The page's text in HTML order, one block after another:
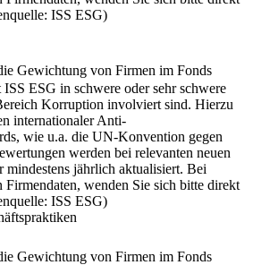
ISS ESG)
Gewichtung von Firmen im Fonds
ESG in schwere oder sehr schwere
Korruption involviert sind. Hierzu
internationaler Anti-
wie u.a. die UN-Konvention gegen
werden bei relevanten neuen
mindestens jährlich aktualisiert. Bei
Firmendaten, wenden Sie sich bitte direkt
ISS ESG)
Gewichtung von Firmen im Fonds